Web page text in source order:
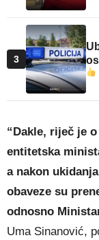
3
“Dakle, riječ je
entitetska
a nakon
obaveze su
odnosno
Uma Sinanović,